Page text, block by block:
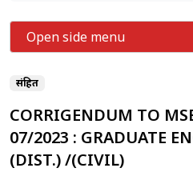
संग्रहित
CORRIGENDUM TO
07/2023 : GRADUATE
(DIST.) /(CIVIL)
Open side menu